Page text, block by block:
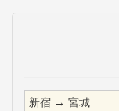
新宿 → 宮城